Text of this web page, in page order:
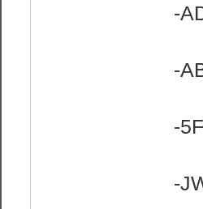
-
-
-
-